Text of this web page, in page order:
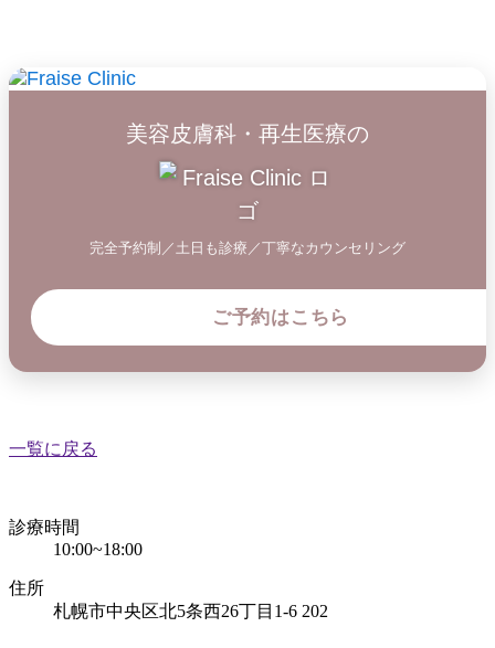
美容皮膚科・再生医療の
完全予約制／土日も診療／丁寧なカウンセリング
ご予約はこちら
一覧に戻る
診療時間
10:00~18:00
住所
札幌市中央区北5条西26丁目 1-6 202